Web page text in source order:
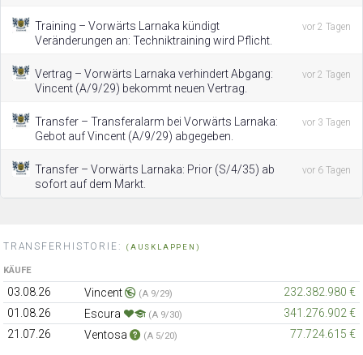
Training – Vorwärts Larnaka kündigt
Veränderungen an: Techniktraining wird Pflicht.
vor 2 Tagen
Vertrag – Vorwärts Larnaka verhindert Abgang:
Vincent (A/9/29) bekommt neuen Vertrag.
vor 2 Tagen
Transfer – Transferalarm bei Vorwärts Larnaka:
Gebot auf Vincent (A/9/29) abgegeben.
vor 3 Tagen
Transfer – Vorwärts Larnaka: Prior (S/4/35) ab
sofort auf dem Markt.
vor 6 Tagen
TRANSFERHISTORIE: (AUSKLAPPEN)
KÄUFE
03.08.26 Vincent (A 9/29)
232.382.980 €
01.08.26
Escura (A 9/30)
341.276.902 €
21.07.26
Ventosa (A 5/20) 77.724.615 €